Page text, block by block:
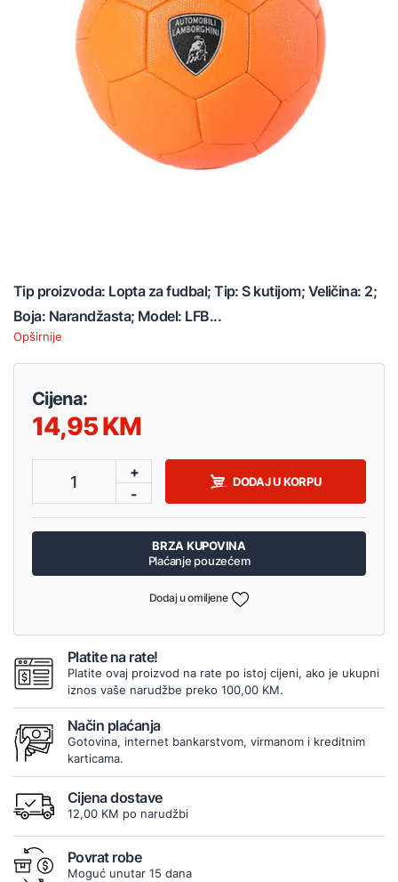
Tip proizvoda: Lopta za fudbal; Tip: S kutijom; Veličina: 2;
Boja: Narandžasta; Model: LFB...
Opširnije
Cijena:
14,95
1
+
-
DODAJ U KORPU
BRZA KUPOVINA
Plaćanje pouzećem
Dodaj u omiljene
Platite na rate!
Platite ovaj proizvod na rate po istoj cijeni, ako je ukupni
iznos vaše narudžbe preko 100,00 KM.
Način plaćanja
Gotovina, internet bankarstvom, virmanom i kreditnim
karticama.
Cijena dostave
12,00 KM po narudžbi
Povrat robe
Moguć unutar 15 dana